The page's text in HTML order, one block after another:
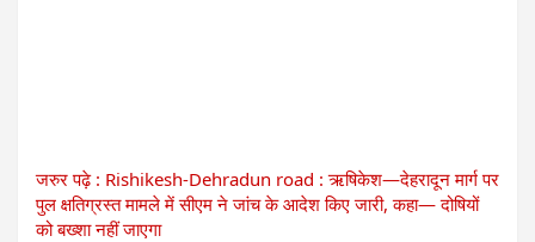
जरुर पढ़े : Rishikesh-Dehradun road : ऋषिकेश—देहरादून मार्ग पर
पुल क्षतिग्रस्त मामले में सीएम ने जांच के आदेश किए जारी, कहा— दोषियों
को बख्शा नहीं जाएगा